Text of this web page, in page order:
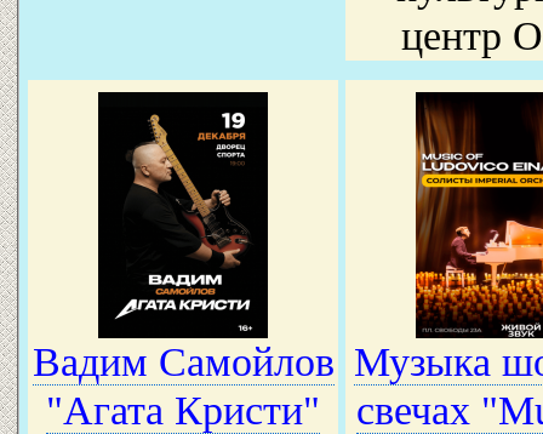
центр
Вадим Самойлов
"Агата Кристи"
Музыка
свечах